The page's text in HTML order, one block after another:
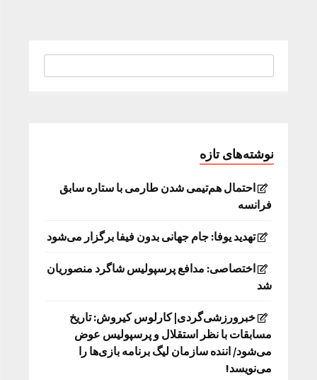
نوشته‌های تازه
احتمال هم‌تیمی شدن طارمی با ستاره سابق
فرانسه
تهدید یوفا: جام جهانی بدون فیفا برگزار می‌شود
اختصاصی: مدافع پرسپولیس شاگرد منصوریان
شد
خبرورزشی‌گردی| کارلوس کیروش: تاریخ
مسابقات با نظر استقلال و پرسپولیس عوض
می‌شود/ اننده سازمان لیگ برنامه بازی‌ها را
می‌نویسد!